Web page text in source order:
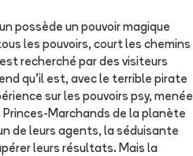
possède un pouvoir magique
les pouvoirs, court les chemins
recherché par des visiteurs
qu'il est, avec le terrible pirate
sur les pouvoirs psy, menée
Marchands de la planète
de leurs agents, la séduisante
leurs résultats. Mais la